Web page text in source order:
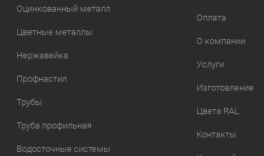
Оцинкованный металл
Цветные металлы
Нержавейка
Профнастил
Трубы
Труба профильная
Водосточные системы
Оплата
О компании
Услуги
Изготовление
Цвета RAL
Контакты